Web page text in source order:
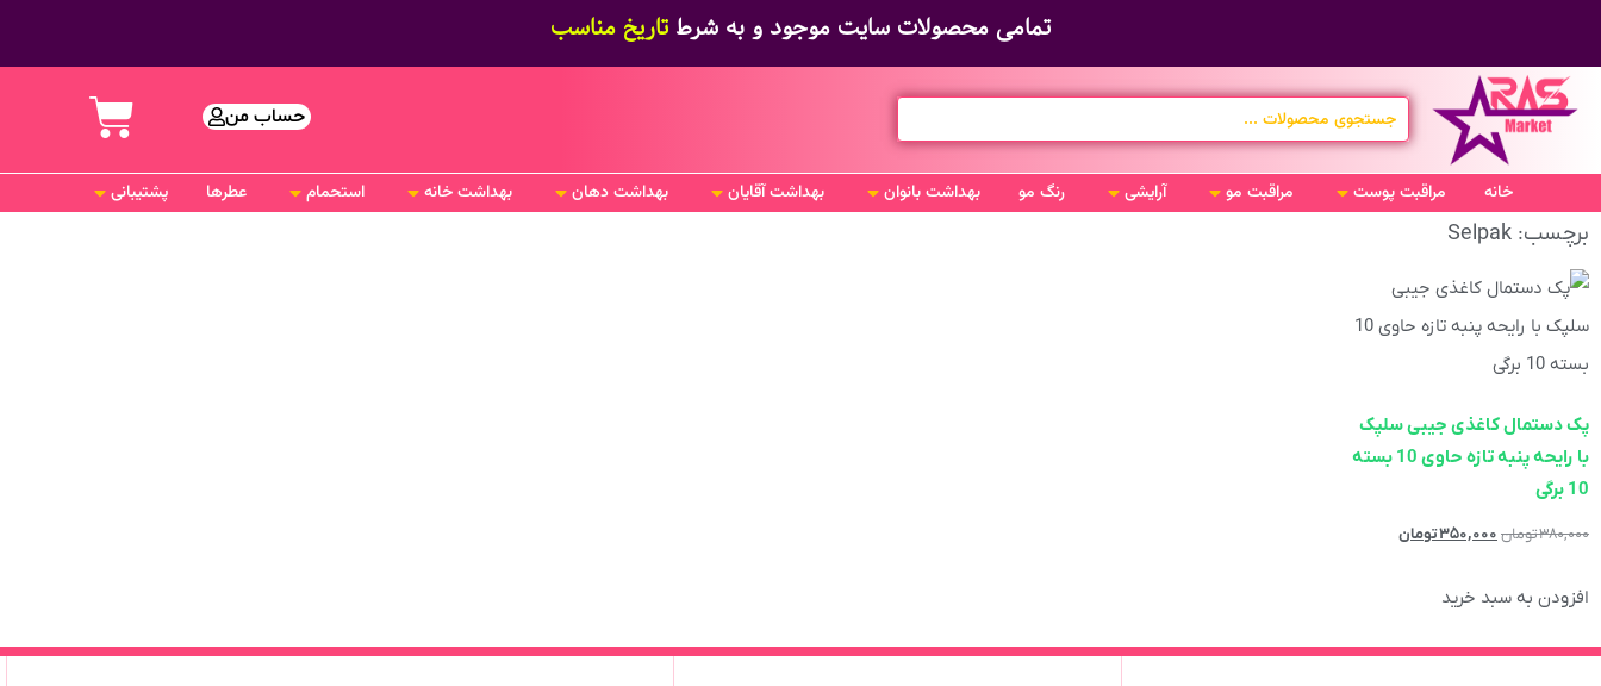
تمامی محصولات سایت موجود و به شرط تاریخ مناسب
حساب من
خانه مراقبت پوست مراقبت مو آرایشی رنگ مو بهداشت بانوان بهداشت آقایان بهداشت دهان بهداشت خانه استحمام عطرها پشتیبانی
برچسب: Selpak
پک دستمال کاغذی جیبی سلپک
با رایحه پنبه تازه حاوی 10 بسته
10 برگی
۳۸۰,۰۰۰تومان ۳۵۰,۰۰۰تومان
افزودن به سبد خرید